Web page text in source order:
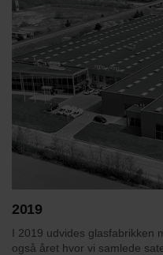
2019
I 2019 udvides glasfabrikken
også året hvor vi samlede